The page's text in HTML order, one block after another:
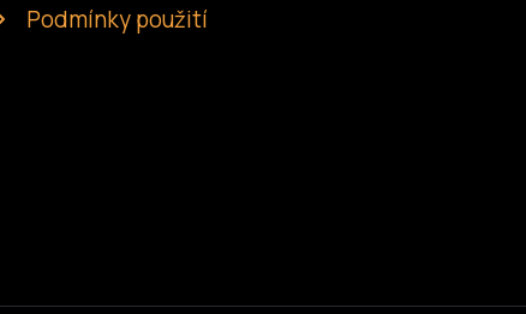
Podmínky použití